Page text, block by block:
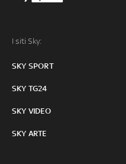
I siti Sky:
SKY SPORT
SKY TG24
SKY VIDEO
SKY ARTE